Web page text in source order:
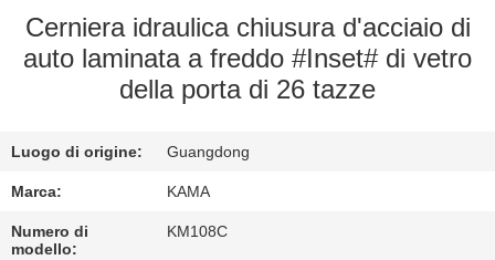
FABBRICA
CONTROLLO
QUALITÀ
CONTATTICI
Cerniera idraulica chiusura d'acciaio di
auto laminata a freddo #Inset# di vetro
della porta di 26 tazze
Luogo di origine: Guangdong
Marca: KAMA
Numero di
modello:
KM108C